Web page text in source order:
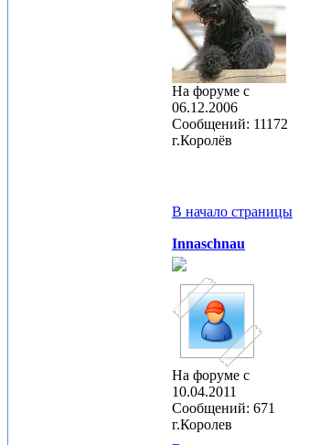
На форуме с
06.12.2006
Сообщений: 11172
г.Королёв
В начало страницы
Innaschnau
На форуме с
10.04.2011
Сообщений: 671
г.Королев